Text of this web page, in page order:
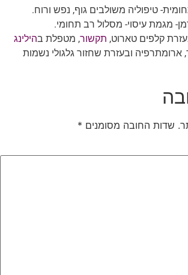
טיפוליה משולבים גוף, נפש ורוח.
מגמת עיסוי- מסלול רב תחומי.
קלפים טארוט, תקשור, מטפלת בהילינג
ובעזרת שחזור גלגולי נשמות
שדות החובה מסומנים *